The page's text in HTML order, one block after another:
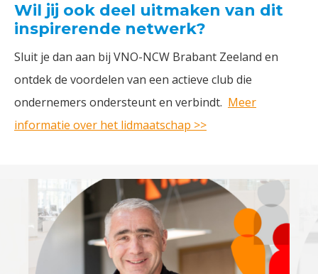
Wil jij ook deel uitmaken van dit
inspirerende netwerk?
Sluit je dan aan bij VNO-NCW Brabant Zeeland en
ontdek de voordelen van een actieve club die
ondernemers ondersteunt en verbindt. Meer
informatie over het lidmaatschap >>